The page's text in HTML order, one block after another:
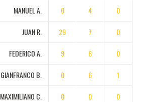
MANUEL A. 0 4 0
JUAN R. 29 7 0
FEDERICO A. 9 6 0
GIANFRANCO B. 0 6 1
MAXIMILIANO C. 0 0 0